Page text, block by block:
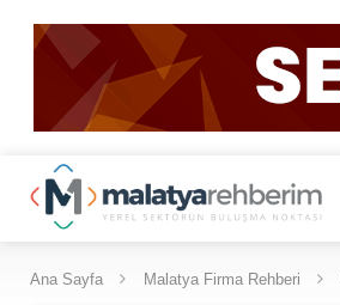
Ana Sayfa Malatya Firma Rehberi